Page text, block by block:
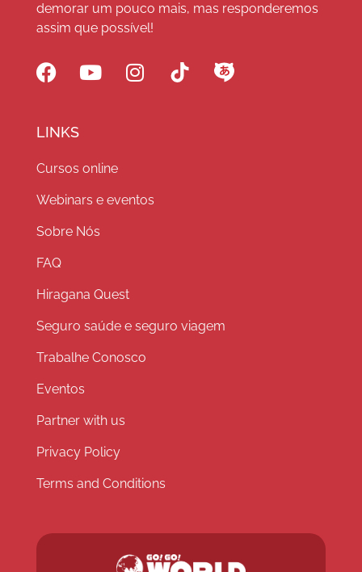
demorar um pouco mais, mas responderemos
assim que possível!
LINKS
Cursos online
Webinars e eventos
Sobre Nós
FAQ
Hiragana Quest
Seguro saúde e seguro viagem
Trabalhe Conosco
Eventos
Partner with us
Privacy Policy
Terms and Conditions